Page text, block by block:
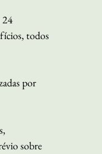
24
todos
por
sobre